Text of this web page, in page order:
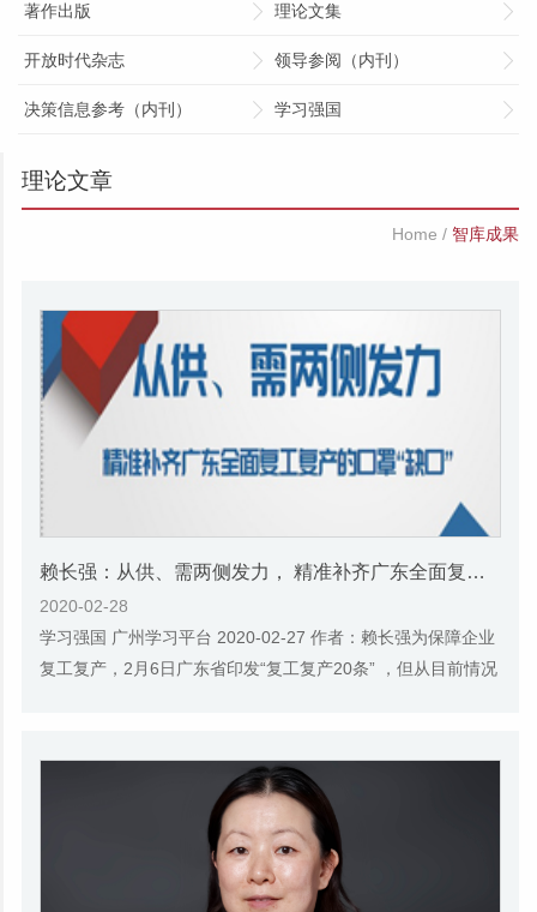
著作出版 理论文集
开放时代杂志 领导参阅（内刊）
决策信息参考（内刊） 学习强国
理论文章
Home / 智库成果
赖长强：从供、需两侧发力， 精准补齐广东全面复工复产的口罩“缺口”
2020-02-28
学习强国 广州学习平台 2020-02-27 作者：赖长强为保障企业
复工复产，2月6日广东省印发“复工复产20条” ，但从目前情况